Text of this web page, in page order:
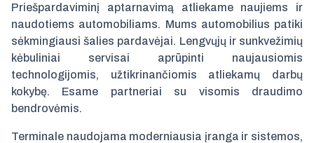
Priešpardaviminį aptarnavimą atliekame naujiems ir
naudotiems automobiliams. Mums automobilius patiki
sėkmingiausi šalies pardavėjai. Lengvųjų ir sunkvežimių
kėbuliniai servisai aprūpinti naujausiomis
technologijomis, užtikrinančiomis atliekamų darbų
kokybę. Esame partneriai su visomis draudimo
bendrovėmis.
Terminale naudojama moderniausia įranga ir sistemos,